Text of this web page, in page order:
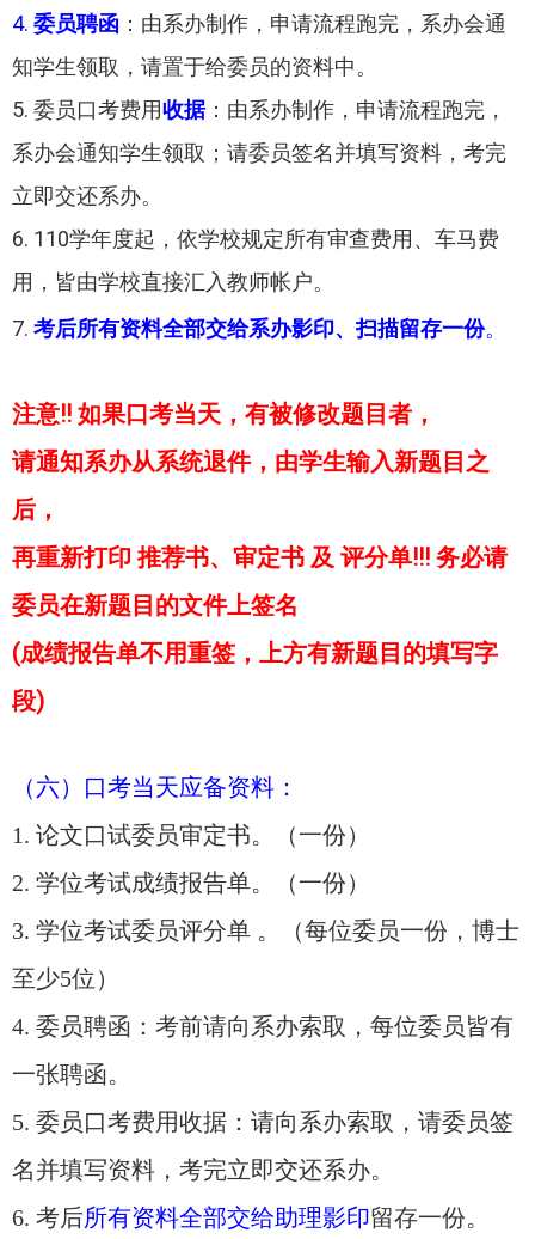
4. 委员聘函 ：由系办制作，申请流程跑完，系办会通
知学生领取，请置于给委员的资料中。
5. 委员口考费用收据：由系办制作，申请流程跑完，
系办会通知学生领取；请委员签名并填写资料，考完
立即交还系办。
6. 110学年度起，依学校规定所有审查费用、车马费
用，皆由学校直接汇入教师帐户。
7. 考后所有资料全部交给系办影印、扫描留存一份。
注意!! 如果口考当天，有被修改题目者，
请通知系办从系统退件，由学生输入新题目之
后，
再重新打印 推荐书、审定书 及 评分单!!! 务必请
委员在新题目的文件上签名
(成绩报告单不用重签，上方有新题目的填写字
段)
（六）口考当天应备资料：
1. 论文口试委员审定书。（一份）
2. 学位考试成绩报告单。（一份）
3. 学位考试委员评分单 。（每位委员一份，博士
至少5位）
4. 委员聘函：考前请向系办索取，每位委员皆有
一张聘函。
5. 委员口考费用收据：请向系办索取，请委员签
名并填写资料，考完立即交还系办。
6. 考后所有资料全部交给助理影印留存一份。